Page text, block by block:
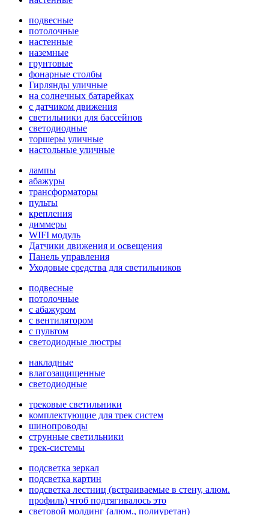
подвесные
потолочные
настенные
наземные
грунтовые
фонарные столбы
Гирлянды уличные
на солнечных батарейках
с датчиком движения
светильники для бассейнов
светодиодные
торшеры уличные
настольные уличные
лампы
абажуры
трансформаторы
пульты
крепления
диммеры
WIFI модуль
Датчики движения и освещения
Панель управления
Уходовые средства для светильников
подвесные
потолочные
с абажуром
с вентилятором
с пультом
светодиодные люстры
накладные
влагозащищенные
светодиодные
трековые светильники
комплектующие для трек систем
шинопроводы
струнные светильники
трек-системы
подсветка зеркал
подсветка картин
подсветка лестниц (встраиваемые в стену, алюм.
профиль) чтоб подтягивалось это
световой молдинг (алюм., полиуретан)